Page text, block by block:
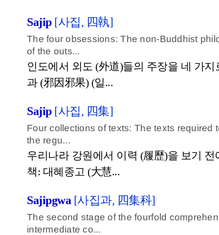
Sajip[사집, 四執]
The four obsessions: The non-Buddhist
of the outs...
인도에서 외도 (外道)들의 주장을 네 가지
과 (邪因邪果) (일...
Sajip[사집, 四集]
Four collections of texts: The texts required
the regu...
우리나라 강원에서 이력 (履歷)을 보기
책: 대혜종고 (大慧...
Sajipgwa [사집과, 四集科]
The second stage of the fourfold
intermediate co...